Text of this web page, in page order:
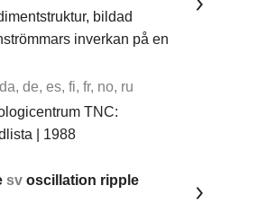
bildad
inverkan på en
da, de, es, fi, fr, no, ru
TNC:
| 1988
svoscillation ripple